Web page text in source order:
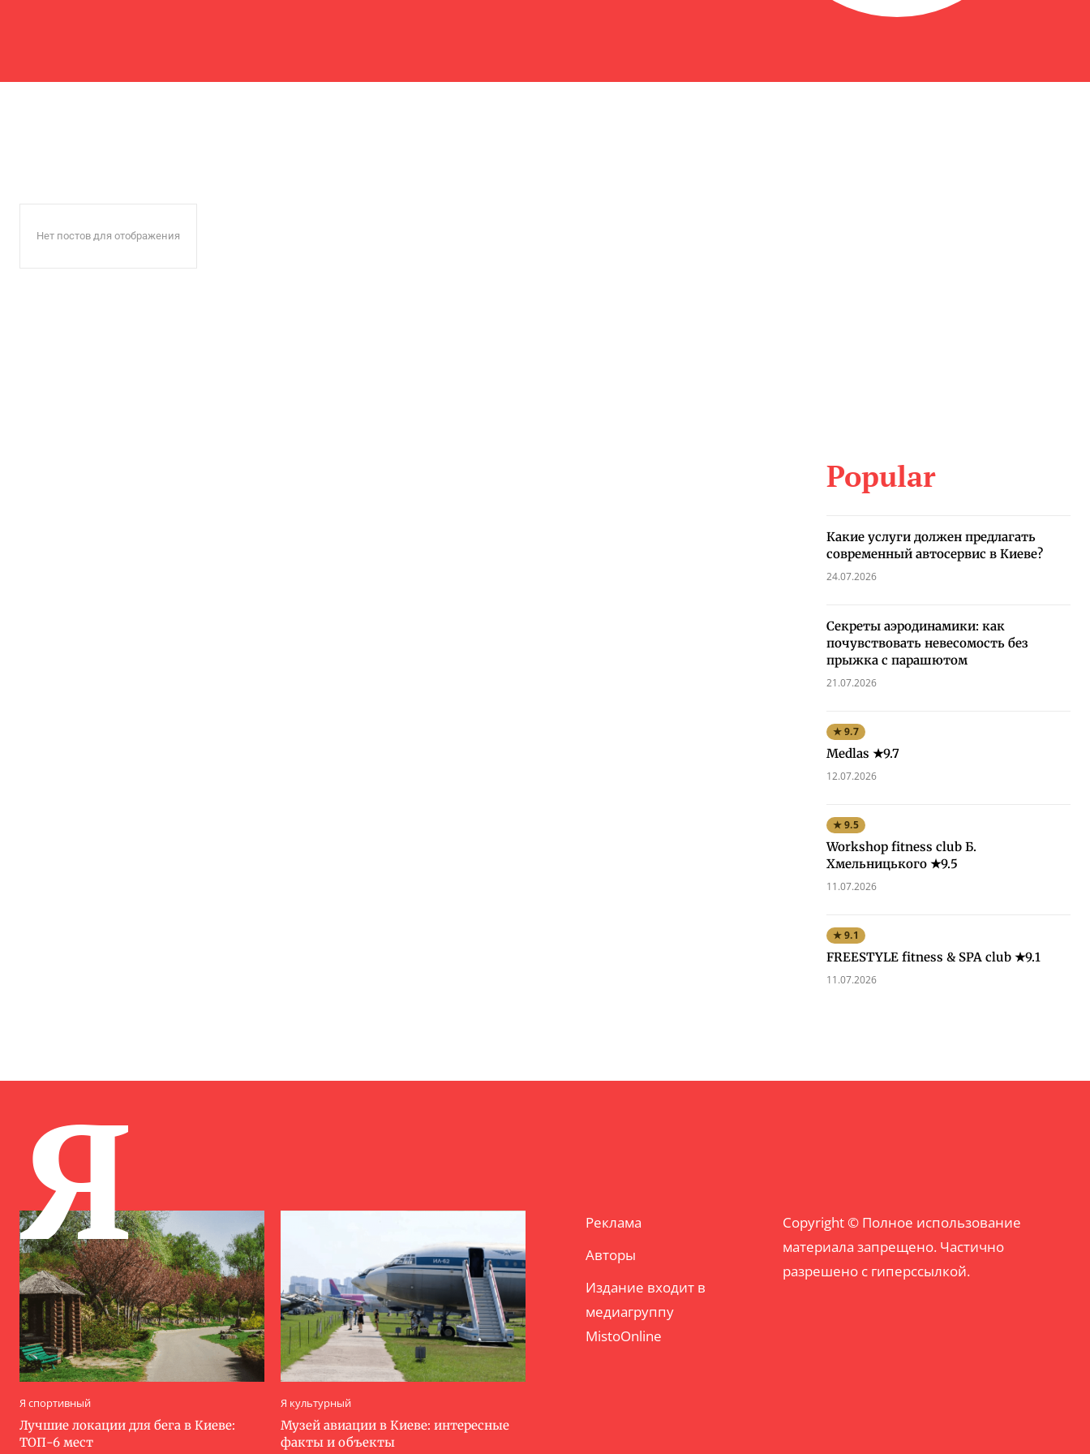
Нет постов для отображения
Popular
Какие услуги должен предлагать
современный автосервис в Киеве?
24.07.2026
Секреты аэродинамики: как
почувствовать невесомость без
прыжка с парашютом
21.07.2026
★ 9.7
Medlas ★9.7
12.07.2026
★ 9.5
Workshop fitness club Б.
Хмельницького ★9.5
11.07.2026
★ 9.1
FREESTYLE fitness & SPA club ★9.1
11.07.2026
Я
Я спортивный
Лучшие локации для бега в Киеве:
ТОП-6 мест
Я культурный
Музей авиации в Киеве: интересные
факты и объекты
Реклама
Авторы
Издание входит в
медиагруппу
MistoOnline
Copyright © Полное использование
материала запрещено. Частично
разрешено с гиперссылкой.